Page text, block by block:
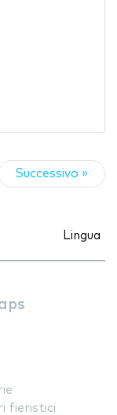
Successivo »
Lingua
fieristici